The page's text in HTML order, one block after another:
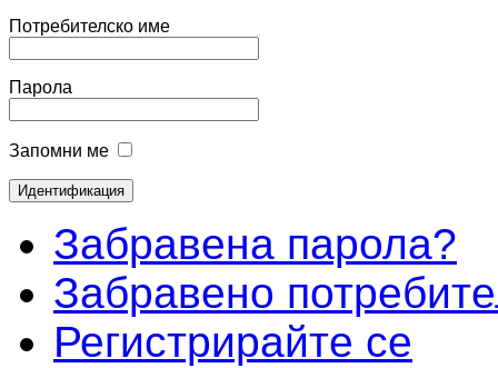
Потребителско име
Парола
Запомни ме
Забравена парола?
Забравено
Регистрирайте се